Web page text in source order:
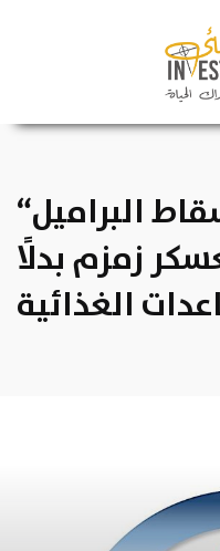
“تقدم” تدين إسقاط البراميل
زمزم بدلًا
الغذائية